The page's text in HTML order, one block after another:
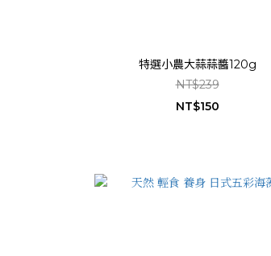
特選小農大蒜蒜醬120g
NT$239
NT$150